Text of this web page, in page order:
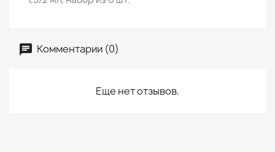
Комментарии (0)
Еще нет отзывов.